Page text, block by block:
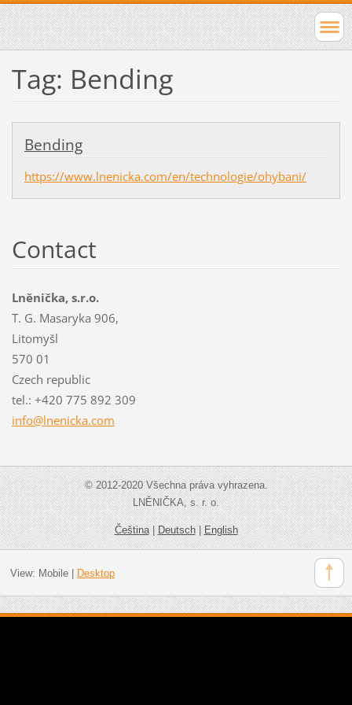
Tag: Bending
Bending
https://www.lnenicka.com/en/technologie/ohybani/
Contact
Lněnička, s.r.o.
T. G. Masaryka 906,
Litomyšl
570 01
Czech republic
tel.: +420 775 892 309
info@lnenicka.com
© 2012-2020 Všechna práva vyhrazena.
LNĚNIČKA, s. r. o.
Čeština|Deutsch|English
View: Mobile| Desktop